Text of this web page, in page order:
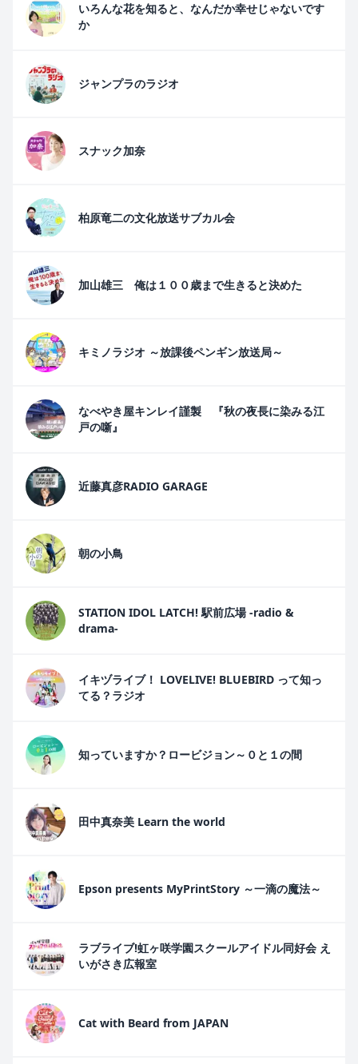
いろんな花を知ると、なんだか幸せじゃないです
か
ジャンプラのラジオ
スナック加奈
柏原竜二の文化放送サブカル会
加山雄三 俺は１００歳まで生きると決めた
キミノラジオ ～放課後ペンギン放送局～
なべやき屋キンレイ謹製 『秋の夜長に染みる江
戸の噺』
近藤真彦RADIO GARAGE
朝の小鳥
STATION IDOL LATCH! 駅前広場 -radio &
drama-
イキヅライブ！ LOVELIVE! BLUEBIRD って知っ
てる？ラジオ
知っていますか？ロービジョン～０と１の間
田中真奈美 Learn the world
Epson presents MyPrintStory ～一滴の魔法～
ラブライブ!虹ヶ咲学園スクールアイドル同好会 え
いがさき広報室
Cat with Beard from JAPAN